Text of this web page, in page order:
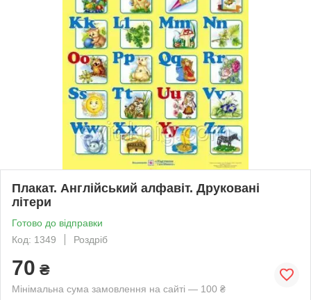
Плакат. Англійський алфавіт. Друковані
літери
Готово до відправки
Код: 1349
Роздріб
70 ₴
Мінімальна сума замовлення на сайті — 100 ₴